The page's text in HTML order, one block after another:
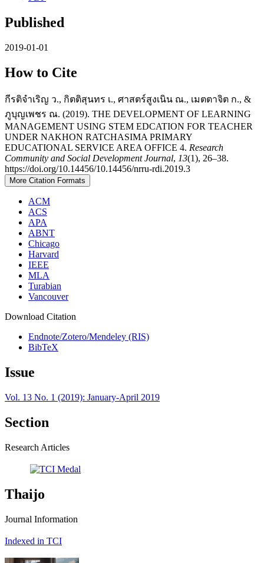
Published
2019-01-01
How to Cite
กีรติจำเริญ ว., กิตติสุนทร เ., ศาสตร์สูงเนิน ณ., เมตตาจิต ก., &
ภูบุญเพชร ณ. (2019). THE DEVELOPMENT OF LEARNING
MANAGEMENT USING STEM EDCATION FOR TEACHER
UNDER NAKHON RATCHASIMA PRIMARY
EDUCATIONAL SERVICE AREA OFFICE 4. Research
Community and Social Development Journal, 13(1), 26–38.
https://doi.org/10.14456/10.14456/nrru-rdi.2019.3
More Citation Formats
ACM
ACS
APA
ABNT
Chicago
Harvard
IEEE
MLA
Turabian
Vancouver
Download Citation
Endnote/Zotero/Mendeley (RIS)
BibTeX
Issue
Vol. 13 No. 1 (2019): January-April 2019
Section
Research Articles
Thaijo
Journal Information
Indexed in TCI